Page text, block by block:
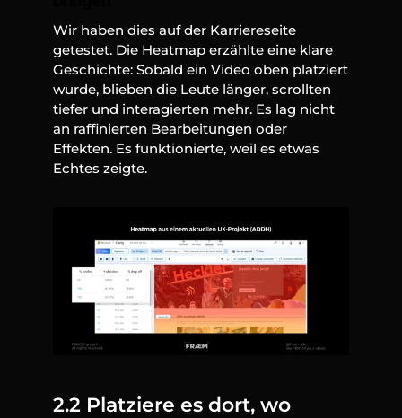
Wir haben dies auf der Karriereseite
getestet. Die Heatmap erzählte eine klare
Geschichte: Sobald ein Video oben platziert
wurde, blieben die Leute länger, scrollten
tiefer und interagierten mehr. Es lag nicht
an raffinierten Bearbeitungen oder
Effekten. Es funktionierte, weil es etwas
Echtes zeigte.
2.2 Platziere es dort, wo